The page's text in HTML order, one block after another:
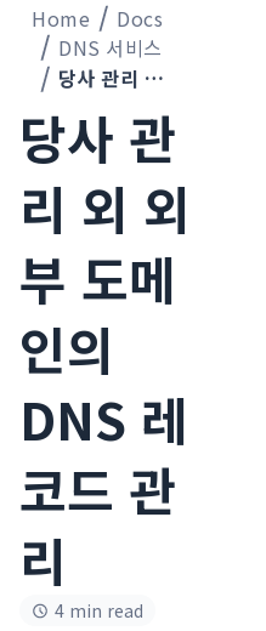
Home
Docs
DNS 서비스
당사 관리 외 외부 도메인의 DNS 레코드 관리
당사 관
리 외 외
부 도메
인의
DNS 레
코드 관
리
4 min read